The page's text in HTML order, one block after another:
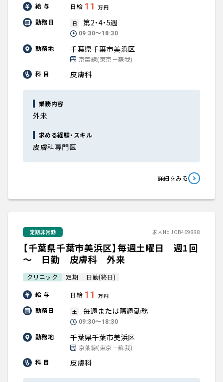
給 与 日給 11 万円
勤務日 日 第2・4・5週
09:30〜18:30
勤務地 千葉県千葉市美浜区
京葉線(東京－蘇我)
科 目
皮膚科
業務内容
外来
求める経験・スキル
皮膚科専門医
詳細をみる
定期非常勤 求人No.JOB469888
【千葉県千葉市美浜区】毎週土曜日 週1回
～ 日勤 皮膚科 外来
クリニック 定期 日勤(終日)
給 与 日給 11 万円
勤務日 土 毎週または隔週勤務
09:30〜18:30
勤務地 千葉県千葉市美浜区
京葉線(東京－蘇我)
科 目
皮膚科